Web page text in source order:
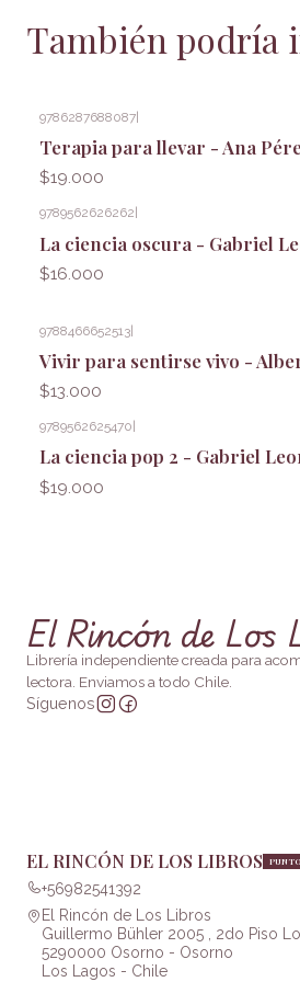
También podría
9786287688087
Terapia para llevar - Ana
$19.000
9789562626262
La ciencia oscura - Gabriel
$16.000
9788466652513|
Vivir para sentirse vivo -
$13.000
9789562625470
La ciencia pop 2 - Gabriel
$19.000
El Rincón de Los
Librería independiente creada para
lectora. Enviamos a todo Chile.
Síguenos
EL RINCÓN DE LOS LIBROS
+56982541392
El Rincón de Los Libros
Guillermo Bühler 2005 , 2do Piso
5290000 Osorno - Osorno
Los Lagos - Chile